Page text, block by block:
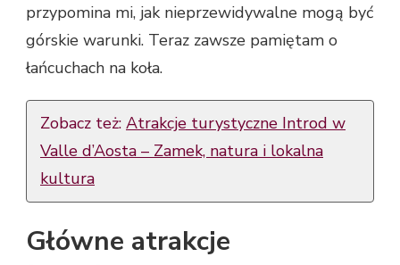
przypomina mi, jak nieprzewidywalne mogą być
górskie warunki. Teraz zawsze pamiętam o
łańcuchach na koła.
Zobacz też: Atrakcje turystyczne Introd w
Valle d’Aosta – Zamek, natura i lokalna
kultura
Główne atrakcje